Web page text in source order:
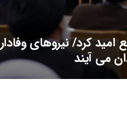
امید کرد/ نیروهای
می آیند